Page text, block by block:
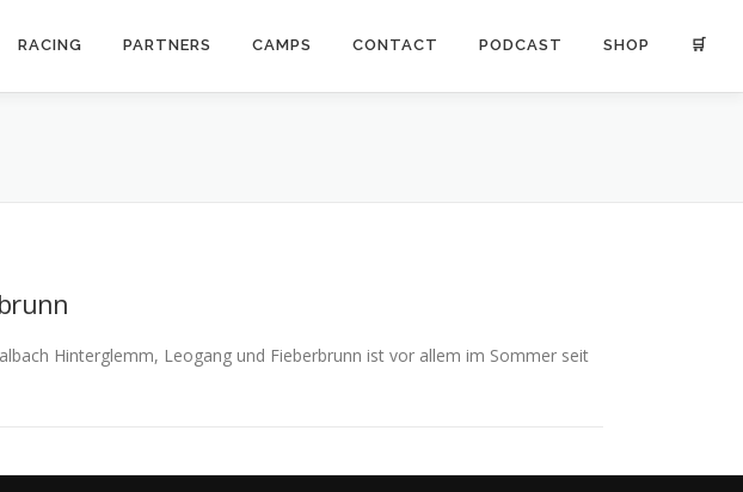
RACING PARTNERS CAMPS CONTACT PODCAST SHOP 🛒
Hinterglemm, Leogang und Fieberbrunn ist vor allem im Sommer seit